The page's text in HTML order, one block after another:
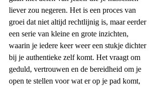
liever zou negeren. Het is een proces van
groei dat niet altijd rechtlijnig is, maar eerder
een serie van kleine en grote inzichten,
waarin je iedere keer weer een stukje dichter
bij je authentieke zelf komt. Het vraagt om
geduld, vertrouwen en de bereidheid om je
open te stellen voor wat er op je pad komt,